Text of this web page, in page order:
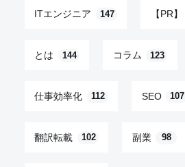
ITエンジニア 147 【PR】
とは 144 コラム 123
仕事効率化 112 SEO 107
翻訳転載 102 副業 98